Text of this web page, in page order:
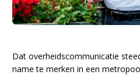
Dat overheidscommunicatie
name te merken in een